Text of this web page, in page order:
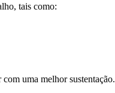
tais como:
uma melhor sustentação.